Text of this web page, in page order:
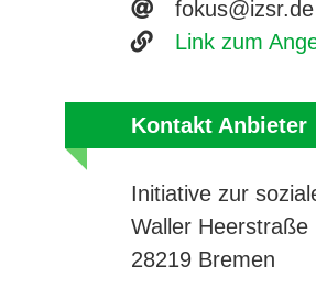
E-Mail
fokus@izsr.de
Website
Link zum
Kontakt Anbieter
Initiative zur
Waller Heerstraße
28219 Bremen